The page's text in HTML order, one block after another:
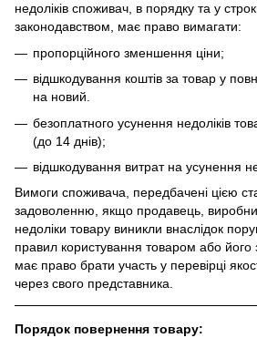
недоліків споживач, в порядку та у
законодавством, має право вимагати:
пропорційного зменшення ціни;
відшкодування коштів за товар у
на новий.
безоплатного усунення недоліків
(до 14 днів);
відшкодування витрат на усунення
Вимоги споживача, передбачені цією
задоволенню, якщо продавець,
недоліки товару виникли внаслідок
правил користування товаром або його
має право брати участь у перевірці
через свого представника.
Порядок повернення товару: